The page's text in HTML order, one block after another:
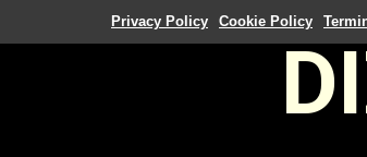
Privacy Policy Cookie Policy